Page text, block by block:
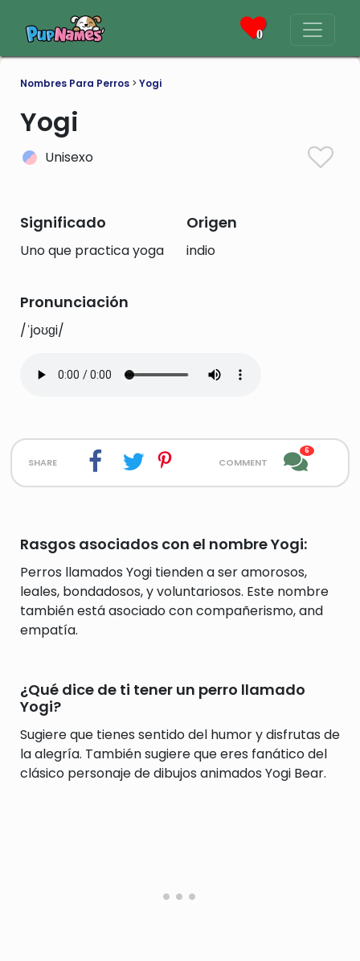
0
Nombres Para Perros > Yogi
Yogi
Unisexo
Significado
Uno que practica yoga
Origen
indio
Pronunciación
/ˈjoʊɡi/
share comment
6
Rasgos asociados con el nombre Yogi:
Perros llamados Yogi tienden a ser amorosos,
leales, bondadosos, y voluntariosos. Este nombre
también está asociado con compañerismo, and
empatía.
¿Qué dice de ti tener un perro llamado
Yogi?
Sugiere que tienes sentido del humor y disfrutas de
la alegría. También sugiere que eres fanático del
clásico personaje de dibujos animados Yogi Bear.